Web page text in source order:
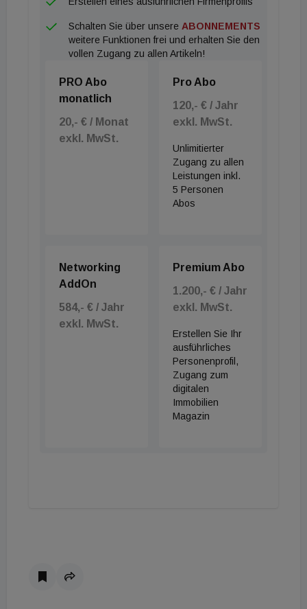
Schalten Sie über unsere ABONNEMENTS
weitere Funktionen frei und erhalten Sie den
vollen Zugang zu allen Artikeln!
PRO Abo
monatlich
20,- € / Monat
exkl. MwSt.
Pro Abo
120,- € / Jahr
exkl. MwSt.
Unlimitierter
Zugang zu allen
Leistungen inkl.
5 Personen
Abos
Networking
AddOn
584,- € / Jahr
exkl. MwSt.
Premium Abo
1.200,- € / Jahr
exkl. MwSt.
Erstellen Sie Ihr
ausführliches
Personenprofil,
Zugang zum
digitalen
Immobilien
Magazin